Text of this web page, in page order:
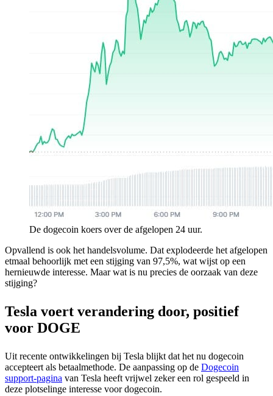
De dogecoin koers over de afgelopen 24 uur.
Opvallend is ook het handelsvolume. Dat explodeerde het afgelopen
etmaal behoorlijk met een stijging van 97,5%, wat wijst op een
hernieuwde interesse. Maar wat is nu precies de oorzaak van deze
stijging?
Tesla voert verandering door, positief
voor DOGE
Uit recente ontwikkelingen bij Tesla blijkt dat het nu dogecoin
accepteert als betaalmethode. De aanpassing op de Dogecoin
support-pagina van Tesla heeft vrijwel zeker een rol gespeeld in
deze plotselinge interesse voor dogecoin.